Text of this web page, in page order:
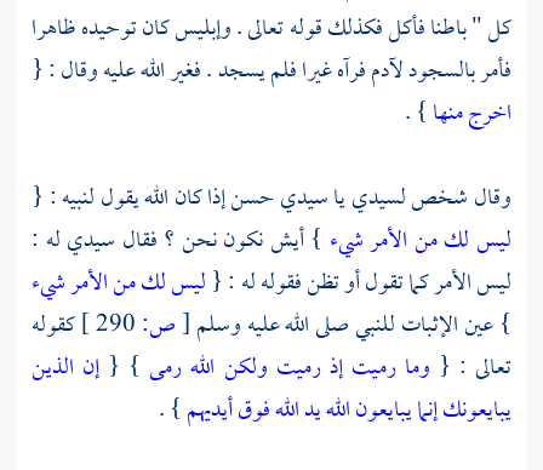
كل " باطنا فأكل فكذلك قوله تعالى . وإبليس كان توحيده ظاهرا
فأمر بالسجودلآدمفرآه غيرا فلم يسجد . فغير الله عليه وقال : {
اخرج منها} .
وقال شخص لسيدي يا سيدي حسن إذا كان الله يقول لنبيه : {
ليس لك من الأمر شيء } أيش نكون نحن ؟ فقال سيدي له :
ليس الأمر كما تقول أو تظن فقوله له : {ليس لك من الأمر شيء
} عين الإثبات للنبي صلى الله عليه وسلم[ص:
كقوله
تعالى : { وما رميت إذ رميت ولكن الله رمى } {إن الذين
يبايعونك إنما يبايعون الله يد الله فوق أيديهم} .